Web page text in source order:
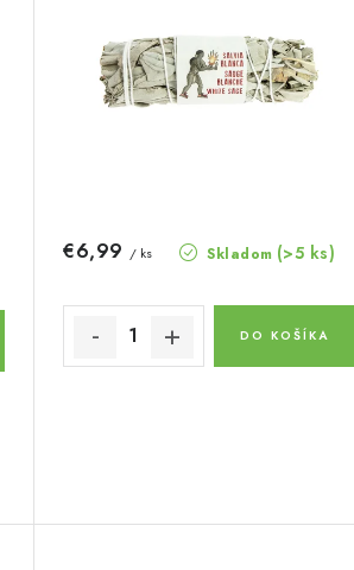
Skladom (>5 ks)
€6,99 / ks
DO KOŠÍKA